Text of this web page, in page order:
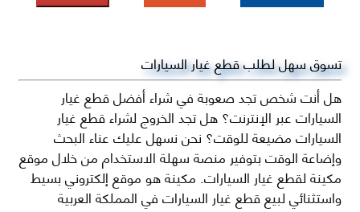
تسوق سهل لطلب قطع غيار السيارات
هل أنت شخص تجد صعوبة في شراء أفضل قطع غيار
السيارات عبر الإنترنت؟ هل تجد الخروج لشراء قطع غيار
السيارات مضيعة للوقت؟ نحن نسهل عليك عناء البحث
وإضاعة الوقت بتوفير منصة سهلة الاستخدام من خلال موقع
مكينة لقطع غيار السيارات. مكينة هو موقع إلكتروني بسيط
واستثنائي لبيع قطع غيار السيارات في المملكة العربية